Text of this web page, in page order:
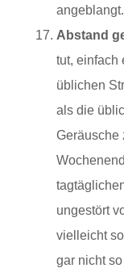
angeblangt.
Abstand
tut, einfach
üblichen
als die
Geräusche
ungestört
vielleicht
gar nicht